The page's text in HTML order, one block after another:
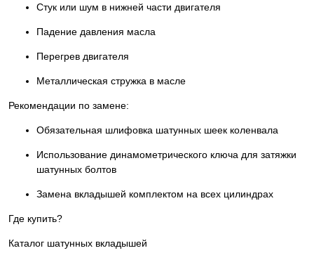
Стук или шум в нижней части двигателя
Падение давления масла
Перегрев двигателя
Металлическая стружка в масле
Рекомендации по замене:
Обязательная шлифовка шатунных шеек коленвала
Использование динамометрического ключа для затяжки
шатунных болтов
Замена вкладышей комплектом на всех цилиндрах
Где купить?
Каталог шатунных вкладышей